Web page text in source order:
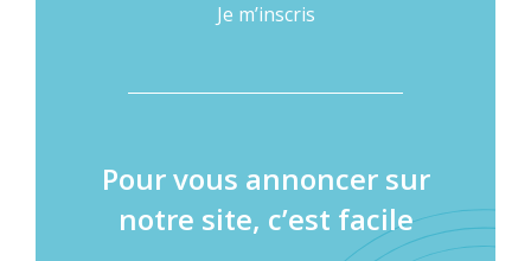
Je m’inscris
Pour vous annoncer sur
notre site, c’est facile